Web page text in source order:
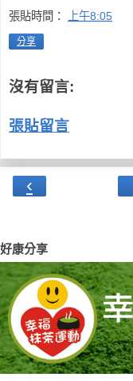
張貼時間： 上午8:05
分享
沒有留言:
張貼留言
‹
好康分享